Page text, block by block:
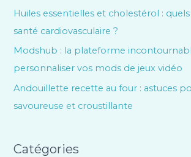
Huiles essentielles et cholestérol :
santé cardiovasculaire ?
Modshub : la plateforme
personnaliser vos mods de jeux vidéo
Andouillette recette au four : astuces
savoureuse et croustillante
Catégories